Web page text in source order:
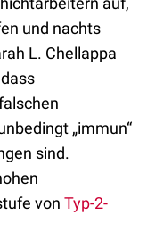
und nachts
L. Chellappa
„immun“
sind.
von Typ-2-